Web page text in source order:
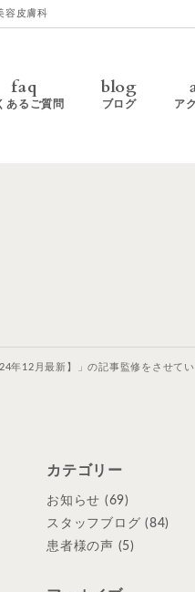
容皮膚科
faq
あるご質問
blog
ブログ ア
年12月最新】」の記事監修をさせてい
カテゴリー
お知らせ (69)
スタッフブログ (84)
患者様の声 (5)